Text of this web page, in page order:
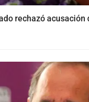
rechazó acusación